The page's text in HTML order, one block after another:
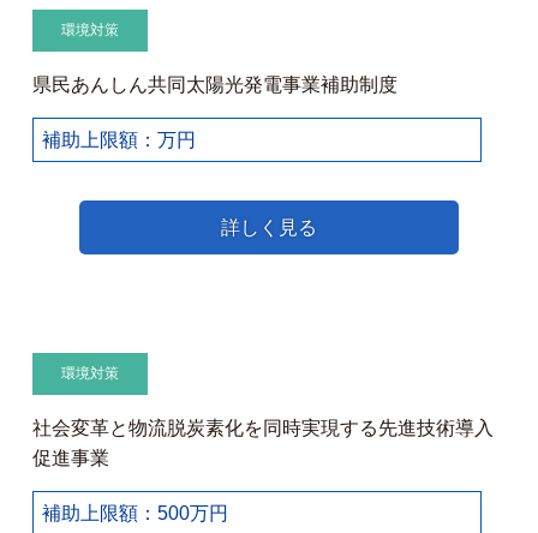
環境対策
県民あんしん共同太陽光発電事業補助制度
補助上限額：万円
詳しく見る
環境対策
社会変革と物流脱炭素化を同時実現する先進技術導入
促進事業
補助上限額：500万円